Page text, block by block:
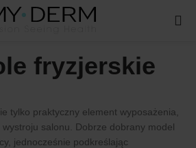
fryzjerskie
tylko praktyczny element wyposażenia,
salonu. Dobrze dobrany model
jednocześnie podkreślając